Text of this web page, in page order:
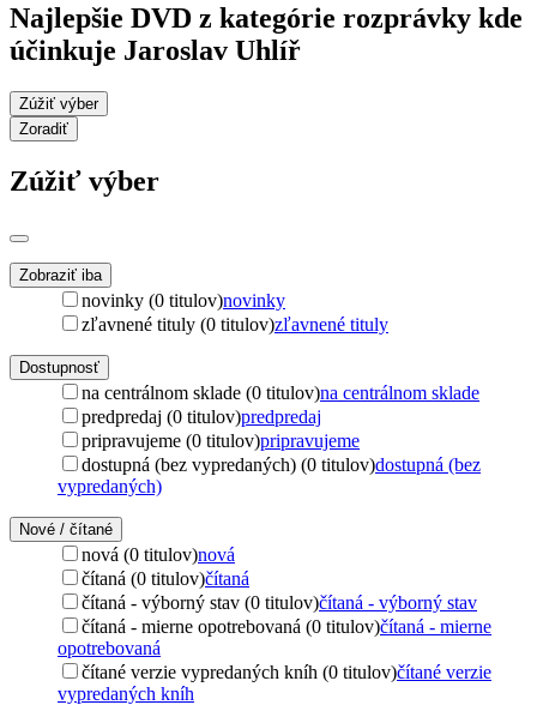
Najlepšie DVD z kategórie rozprávky kde
účinkuje Jaroslav Uhlíř
Zúžiť výber
Zoradiť
Zúžiť výber
Zobraziť iba
novinky (0 titulov)novinky
zľavnené tituly (0 titulov)zľavnené tituly
Dostupnosť
na centrálnom sklade (0 titulov)na centrálnom sklade
predpredaj (0 titulov)predpredaj
pripravujeme (0 titulov)pripravujeme
dostupná (bez vypredaných) (0 titulov)dostupná (bez
vypredaných)
Nové / čítané
nová (0 titulov)nová
čítaná (0 titulov)čítaná
čítaná - výborný stav (0 titulov)čítaná - výborný stav
čítaná - mierne opotrebovaná (0 titulov)čítaná - mierne
opotrebovaná
čítané verzie vypredaných kníh (0 titulov)čítané verzie
vypredaných kníh